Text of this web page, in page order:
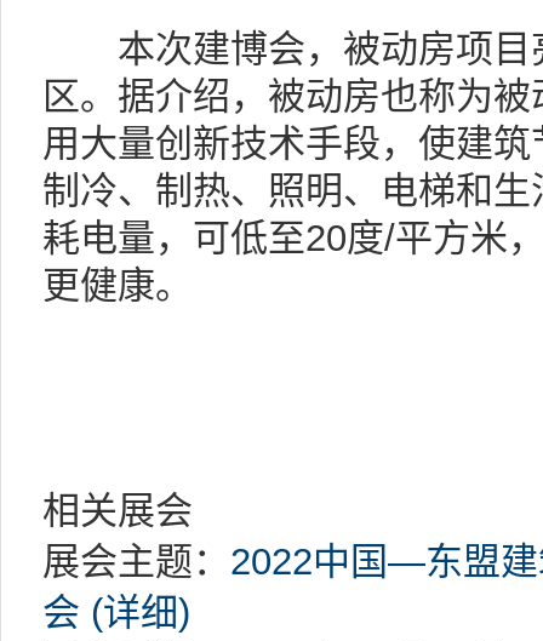
本次建博会，被动房项目
区。据介绍，被动房也称为
用大量创新技术手段，使建
制冷、制热、照明、电梯和
耗电量，可低至20度/平方米
更健康。
相关展会
展会主题： 2022中国—东盟
会 (详细)